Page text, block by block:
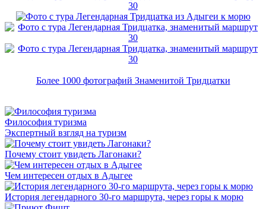
Более 1000 фотографий Знаменитой Тридцатки
Философия туризма
Экспертный взгляд на туризм
Почему стоит увидеть Лагонаки?
Чем интересен отдых в Адыгее
История легендарного 30-го маршрута, через горы к морю